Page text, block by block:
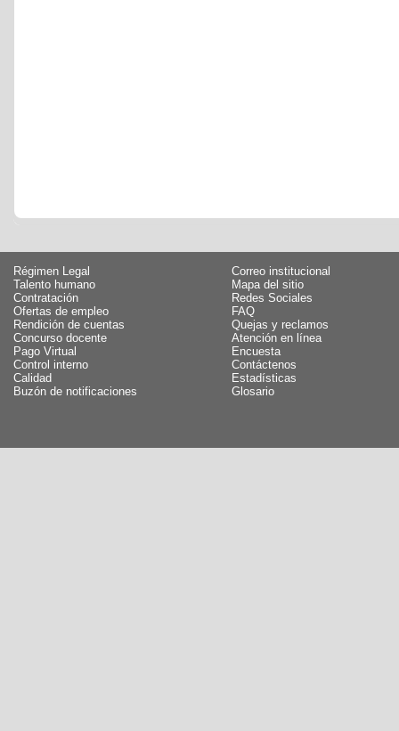
Régimen Legal
Talento humano
Contratación
Ofertas de empleo
Rendición de cuentas
Concurso docente
Pago Virtual
Control interno
Calidad
Buzón de notificaciones
Correo institucional
Mapa del sitio
Redes Sociales
FAQ
Quejas y reclamos
Atención en línea
Encuesta
Contáctenos
Estadísticas
Glosario